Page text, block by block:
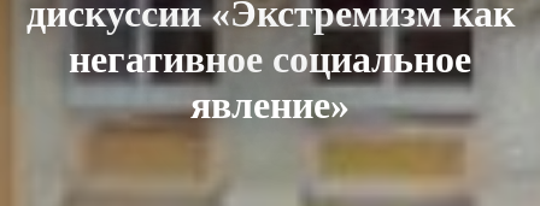
дискуссии «Экстремизм как
негативное социальное
явление»